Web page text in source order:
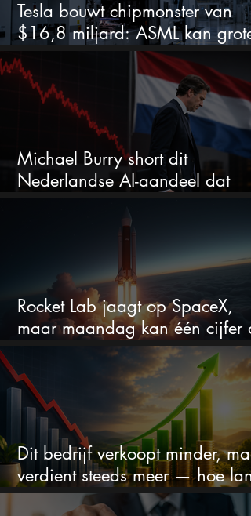
Tesla bouwt chipmonster van
$16,8 miljard: ASML kan grote
winnaar worden
Michael Burry short dit
Nederlandse AI-aandeel dat
Rocket Lab jaagt op SpaceX,
maar maandag kan één cijfer
droom doorprikken?
Dit bedrijf verkoopt minder,
verdient steeds meer — hoe
kan dit sprookje doorgaan?